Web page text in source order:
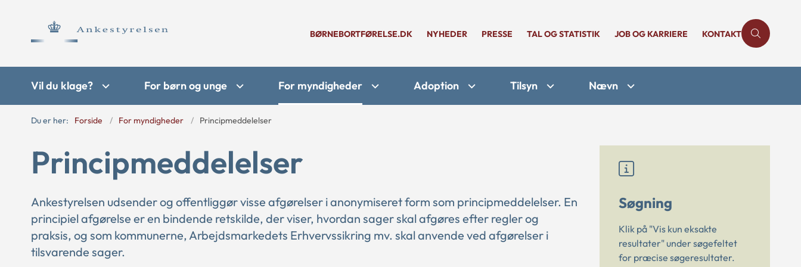
BØRNEBORTFØRELSE.DK NYHEDER PRESSE TAL OG STATISTIK JOB OG KARRIERE KONTAKT
Vil du klage? For børn og unge For myndigheder Adoption Tilsyn Nævn
Du er her: Forside For myndigheder Principmeddelelser
Principmeddelelser
Ankestyrelsen udsender og offentliggør visse afgørelser i anonymiseret form som principmeddelelser. En
principiel afgørelse er en bindende retskilde, der viser, hvordan sager skal afgøres efter regler og
praksis, og som kommunerne, Arbejdsmarkedets Erhvervssikring mv. skal anvende ved afgørelser i
tilsvarende sager.
Søgning
Klik på "Vis kun eksakte
resultater" under søgefeltet
for præcise søgeresultater.